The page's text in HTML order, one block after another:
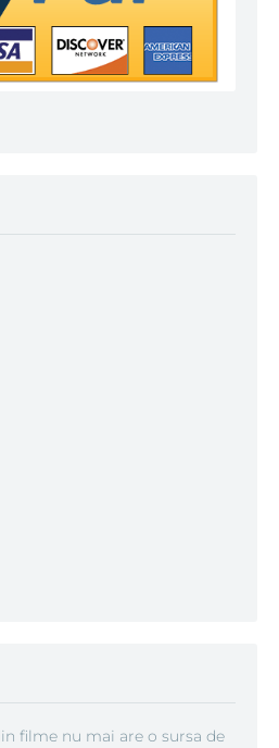
filme nu mai are o sursa de